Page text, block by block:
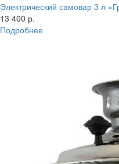
Электрический самовар 3 л
13 400 р.
Подробнее